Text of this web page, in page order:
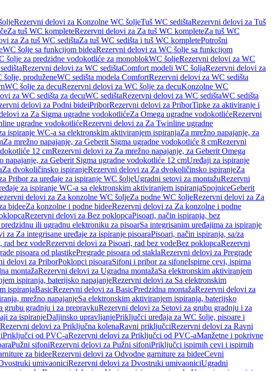
Rezervni delovi za Konzolne WC šoljeTuš WC sedištaRezervni delovi za Tuš
Za tuš WC kompleteRezervni delovi za Za tuš WC kompleteZa tuš WC
za Za tuš WC sedištaZa tuš WC sedišta i tuš WC kompletePotrošni
WC šolje sa funkcijom bideaRezervni delovi za WC šolje sa funkcijom
šolje za predzidne vodokotliće za monoblokWC šoljeRezervni delovi za WC
Rezervni delovi za WC sedištaComfort modeli WC šoljaRezervni delovi za
šolje, produženeWC sedišta modela ComfortRezervni delovi za WC sedišta
WC šolje za decuRezervni delovi za WC šolje za decuKonzolne WC
za WC sedišta za decuWC sedištaRezervni delovi za WC sedištaWC sedišta
delovi za Podni bideiPriborRezervni delovi za PriborTipke za aktiviranje i
za Za Sigma ugradne vodokotlićeZa Omega ugradne vodokotlićeRezervni
ugradne vodokotlićeRezervni delovi za Za Twinline ugradne
ispiranje WC-a sa elektronskim aktiviranjem ispiranjaZa mrežno napajanje, za
Za mrežno napajanje, za Geberit Sigma ugradne vodokotliće 8 cmRezervni
12 cmRezervni delovi za Za mrežno napajanje, za Geberit Omega
napajanje, za Geberit Sigma ugradne vodokotliće 12 cmUređaji za ispiranje
Za dvokoličinsko ispiranjeRezervni delovi za Za dvokoličinsko ispiranjeZa
Pribor za uređaje za ispiranje WC šoljeUgradni setovi za montažuRezervni
za ispiranje WC-a sa elektronskim aktiviranjem ispiranjaSpojniceGeberit
delovi za Za konzolne WC šoljeZa podne WC šoljeRezervni delovi za Za
bideeZa konzolne i podne bideeRezervni delovi za Za konzolne i podne
Rezervni delovi za Bez poklopcaPisoari, način ispiranja, bez
ili ugradnu elektroniku za pisoarSa integrisanim uređajima za ispiranje
za Za integrisane uređaje za ispiranje pisoaraPisoari, način ispiranja, sa/za
rad bez vodeRezervni delovi za Pisoari, rad bez vodeBez poklopcaRezervni
pisoara od plastikePregrade pisoara od staklaRezervni delovi za Pregrade
delovi za PriborPoklopci pisoaraSifoni i pribor za sifoneIspirne cevi, ispirna
montažaRezervni delovi za Ugradna montažaSa elektronskim aktiviranjem
ispiranja, baterijsko napajanjeRezervni delovi za Sa elektronskim
ispiranjaBasicRezervni delovi za BasicPredzidna montažaRezervni delovi za
mrežno napajanjeSa elektronskim aktiviranjem ispiranja, baterijsko
grubu gradnju i za prepravkuRezervni delovi za Setovi za grubu gradnju i za
za ispiranjeDaljinsko upravljanjePriključci uređaja za WC šolje, pisoare i
Rezervni delovi za Priključna kolenaRavni priključciRezervni delovi za Ravni
Priključci od PVC-aRezervni delovi za Priključci od PVC-aManžetne i pokrivne
Pužni sifoniRezervni delovi za Pužni sifoniPriključci ispirnih cevi i ispirnih
za bideeRezervni delovi za Odvodne garniture za bideeCevni
umivaoniciRezervni delovi za Dvostruki umivaoniciUgradni